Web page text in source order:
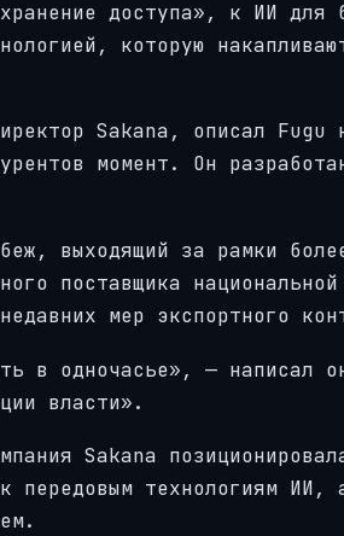
доступа», к ИИ для
которую
Sakana, описал Fugu
момент. Он
выходящий за рамки
поставщика
мер экспортного
в одночасье», — написал
власти».
Sakana
передовым технологиям